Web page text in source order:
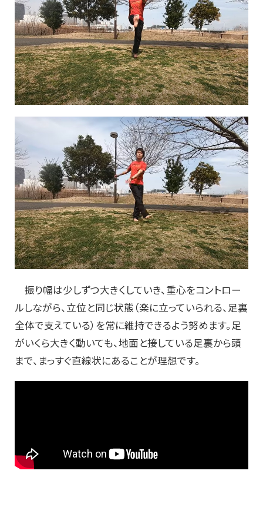
振り幅は少しずつ大きくしていき、重心をコントロー
ルしながら、立位と同じ状態（楽に立っていられる、足裏
全体で支えている）を常に維持できるよう努めます。足
がいくら大きく動いても、地面と接している足裏から頭
まで、まっすぐ直線状にあることが理想です。